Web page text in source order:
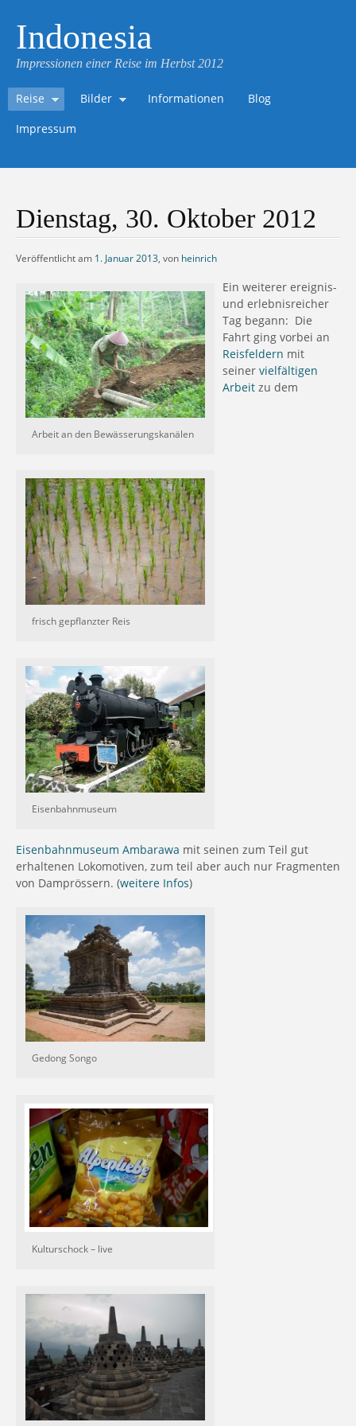
Indonesia
Impressionen einer Reise im Herbst 2012
Reise Bilder Informationen
Blog
Impressum
Dienstag, 30. Oktober 2012
Veröffentlicht am 1. Januar 2013, von heinrich
Arbeit an den Bewässerungskanälen
frisch gepflanzter Reis
Eisenbahnmuseum
Ein weiterer ereignis-
und erlebnisreicher
Tag begann: Die
Fahrt ging vorbei an
Reisfeldern mit
seiner vielfältigen
Arbeit zu dem
Eisenbahnmuseum Ambarawa mit seinen zum Teil gut
erhaltenen Lokomotiven, zum teil aber auch nur Fragmenten
von Damprössern. (weitere Infos)
Gedong Songo
Kulturschock – live